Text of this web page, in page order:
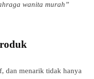
wanita murah”
dan menarik tidak hanya